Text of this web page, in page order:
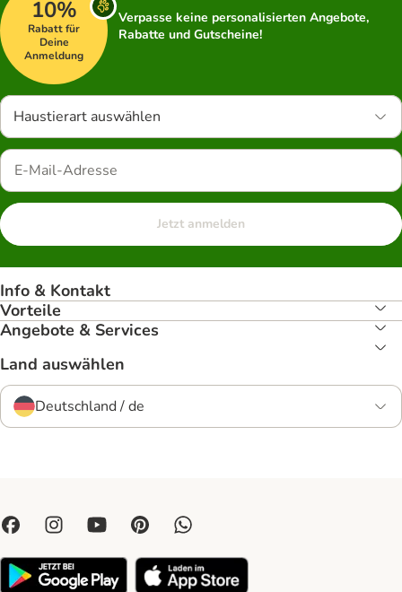
10%
Rabatt für
Deine
Anmeldung
Verpasse keine personalisierten Angebote,
Rabatte und Gutscheine!
Haustierart auswählen
Jetzt anmelden
Info & Kontakt
Vorteile
Angebote & Services
Land auswählen
Deutschland / de